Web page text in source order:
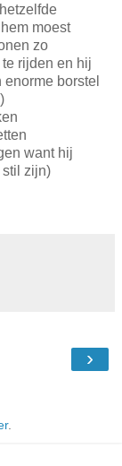
moest
zo
rijden en hij
borstel
want hij
stil zijn)
›
.